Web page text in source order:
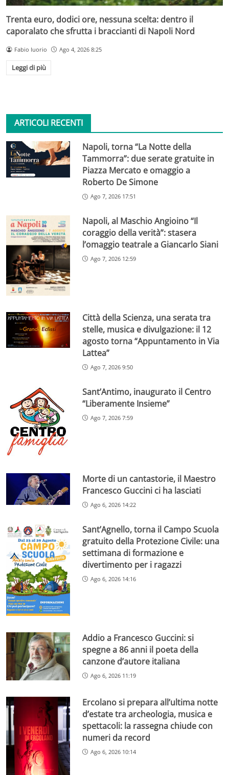
Trenta euro, dodici ore, nessuna scelta: dentro il
caporalato che sfrutta i braccianti di Napoli Nord
Fabio Iuorio Ago 4, 2026 8:25
Leggi di più
ARTICOLI RECENTI
Napoli, torna “La Notte della
Tammorra”: due serate gratuite in
Piazza Mercato e omaggio a
Roberto De Simone
Ago 7, 2026 17:51
Napoli, al Maschio Angioino “Il
coraggio della verità”: stasera
l’omaggio teatrale a Giancarlo Siani
Ago 7, 2026 12:59
Città della Scienza, una serata tra
stelle, musica e divulgazione: il 12
agosto torna “Appuntamento in Via
Lattea”
Ago 7, 2026 9:50
Sant’Antimo, inaugurato il Centro
“Liberamente Insieme”
Ago 7, 2026 7:59
Morte di un cantastorie, il Maestro
Francesco Guccini ci ha lasciati
Ago 6, 2026 14:22
Sant’Agnello, torna il Campo Scuola
gratuito della Protezione Civile: una
settimana di formazione e
divertimento per i ragazzi
Ago 6, 2026 14:16
Addio a Francesco Guccini: si
spegne a 86 anni il poeta della
canzone d’autore italiana
Ago 6, 2026 11:19
Ercolano si prepara all’ultima notte
d’estate tra archeologia, musica e
spettacoli: la rassegna chiude con
numeri da record
Ago 6, 2026 10:14